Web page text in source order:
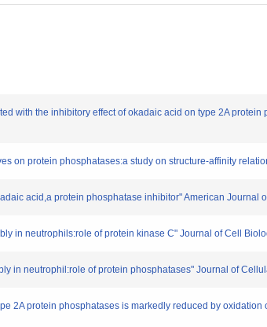
with the inhibitory effect of okadaic acid on type 2A
on protein phosphatases:a study on structure-affinity
acid,a protein phosphatase inhibitor" American Journal
in neutrophils:role of protein kinase C" Journal of Cell
in neutrophil:role of protein phosphatases" Journal of
2A protein phosphatases is markedly reduced by